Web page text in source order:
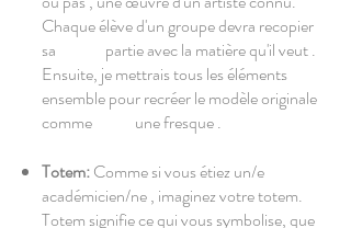
Chaque élève d'un groupe devra recopier
sa partie avec la matière qu'il veut .
Ensuite, je mettrais tous les éléments
ensemble pour recréer le modèle originale
comme une fresque .
Totem:Comme si vous étiez un/e
académicien/ne , imaginez votre totem.
Totem signifie ce qui vous symbolise, que